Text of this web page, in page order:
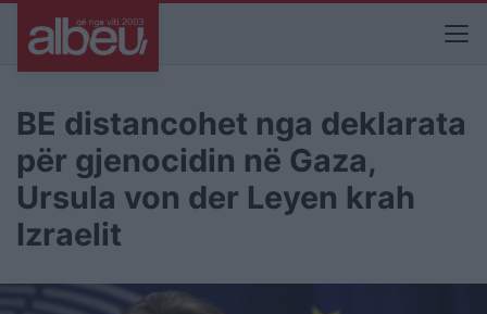
BE distancohet nga deklarata
për gjenocidin në Gaza,
Ursula von der Leyen krah
Izraelit